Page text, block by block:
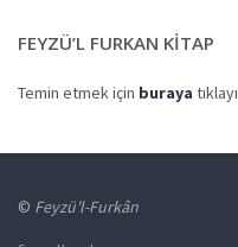
FEYZÜ’L FURKAN KITAP
Temin etmek için buraya
© Feyzü'l-Furkân